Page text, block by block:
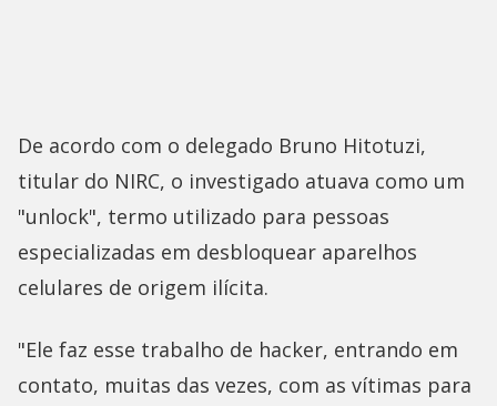
De acordo com o delegado Bruno Hitotuzi,
titular do NIRC, o investigado atuava como um
"unlock", termo utilizado para pessoas
especializadas em desbloquear aparelhos
celulares de origem ilícita.
"Ele faz esse trabalho de hacker, entrando em
contato, muitas das vezes, com as vítimas para